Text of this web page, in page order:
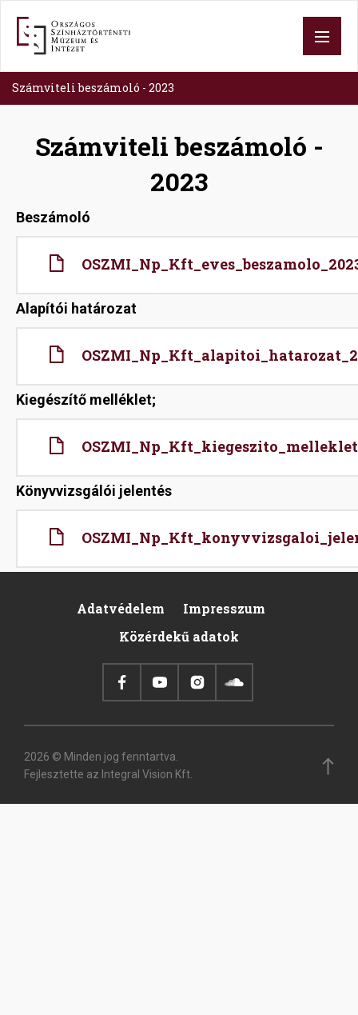
tartalomra
Számviteli beszámoló - 2023
Számviteli beszámoló -
2023
Beszámoló
Alapítói határozat
Kiegészítő melléklet;
Könyvvizsgálói jelentés
Footer
Adatvédelem
Impresszum
Közérdekű adatok
2026 © Minden jog fenntartva.
Fejlesztette az Integral Vision Kft.